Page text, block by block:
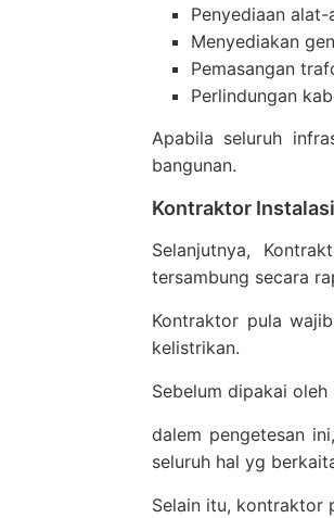
Penyediaan
Menyediakan
Pemasangan
Perlindungan
Apabila seluruh
bangunan.
Kontraktor
Selanjutnya,
tersambung secara
Kontraktor pula
kelistrikan.
Sebelum dipakai
dalem pengetesan
seluruh hal yg
Selain itu, kontraktor